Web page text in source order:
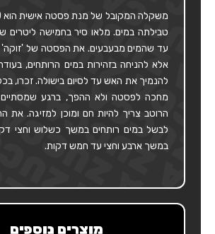
טבילתה במים. מלאו סיר בחמישה ליטרים
עד שהמים מבעבעים. את הפסטה של 'זוקה'
אלא להניחה בזהירות במים הרותחים,
להנמיך את האש עד לסיום בישולה. זכרו,
מחכה לפסטה ולא ההפך, ברגע שמסתיים
הרוטב צריך להיות חם ומוכן למזיגה. את
לבשל במים רותחים במשך כשלוש וחצי
במשך ארבע וחצי עד חמש דקות.
מוצרים נוספים